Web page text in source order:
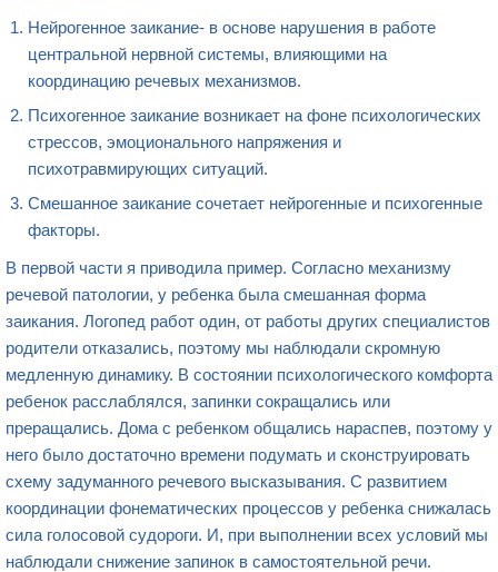
Нейрогенное заикание- в основе нарушения в работе
центральной нервной системы, влияющими на
координацию речевых механизмов.
Психогенное заикание возникает на фоне психологических
стрессов, эмоционального напряжения и
психотравмирующих ситуаций.
Смешанное заикание сочетает нейрогенные и психогенные
факторы.
В первой части я приводила пример. Согласно механизму
речевой патологии, у ребенка была смешанная форма
заикания. Логопед работ один, от работы других специалистов
родители отказались, поэтому мы наблюдали скромную
медленную динамику. В состоянии психологического комфорта
ребенок расслаблялся, запинки сокращались или
преращались. Дома с ребенком общались нараспев, поэтому у
него было достаточно времени подумать и сконструировать
схему задуманного речевого высказывания. С развитием
координации фонематических процессов у ребенка снижалась
сила голосовой судороги. И, при выполнении всех условий мы
наблюдали снижение запинок в самостоятельной речи.